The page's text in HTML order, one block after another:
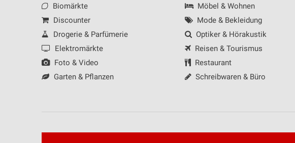
Biomärkte
Discounter
Drogerie & Parfümerie
Elektromärkte
Foto & Video
Garten & Pflanzen
Möbel & Wohnen
Mode & Bekleidung
Optiker & Hörakustik
Reisen & Tourismus
Restaurant
Schreibwaren & Büro